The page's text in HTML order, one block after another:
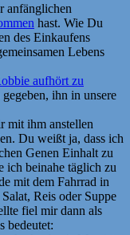
anfänglichen
hast. Wie Du
des Einkaufens
Lebens
aufhört zu
ihn in unsere
mit ihm anstellen
Du weißt ja, dass ich
Genen Einhalt zu
ich beinahe täglich zu
mit dem Fahrrad in
Reis oder Suppe
fiel mir dann als
bedeutet: